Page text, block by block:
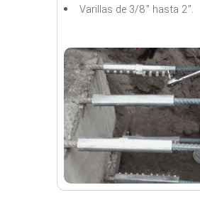
Varillas de 3/8” hasta 2”.